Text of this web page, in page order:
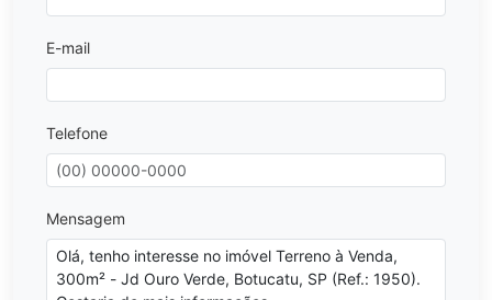
E-mail
Telefone
Mensagem